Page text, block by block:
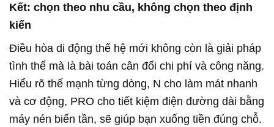
Kết: chọn theo nhu cầu, không chọn theo định
kiến
Điều hòa di động thế hệ mới không còn là giải pháp
tình thế mà là bài toán cân đối chi phí và công năng.
Hiểu rõ thế mạnh từng dòng, N cho làm mát nhanh
và cơ động, PRO cho tiết kiệm điện đường dài bằng
máy nén biến tần, sẽ giúp bạn xuống tiền đúng chỗ.